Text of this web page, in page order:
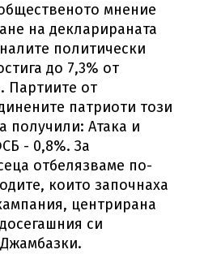
мнение
на декларираната
политически
до 7,3% от
Партиите от
патриоти този
получили: Атака и
- 0,8%. За
отбелязваме по-
които започнаха
центрирана
си